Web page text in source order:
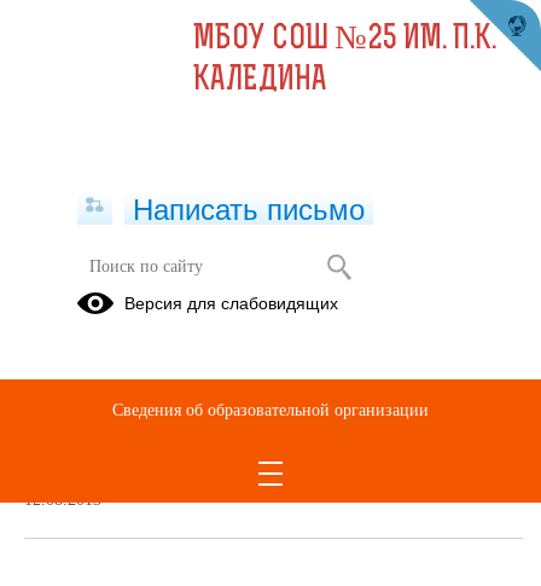
Номер лицензии
12.08.2013
МБОУ СОШ №25 ИМ. П.К.
КАЛЕДИНА
Написать письмо
Версия для слабовидящих
Сведения об образовательной организации